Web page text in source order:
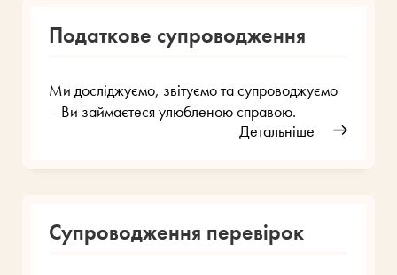
Податкове супроводження
Ми досліджуємо, звітуємо та супроводжуємо
– Ви займаєтеся улюбленою справою.
Детальніше
Супроводження перевірок